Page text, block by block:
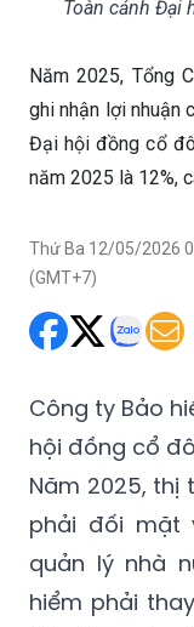
Năm 2025, Tổng
ghi nhận lợi
Đại hội đồng cổ
năm 2025 là 12%,
Thứ Ba 12/05/2026
Công ty Bảo
Năm 2025, thị
phải đối mặt
quản lý nhà
hiểm phải
đáp ứng các
Hoạt động